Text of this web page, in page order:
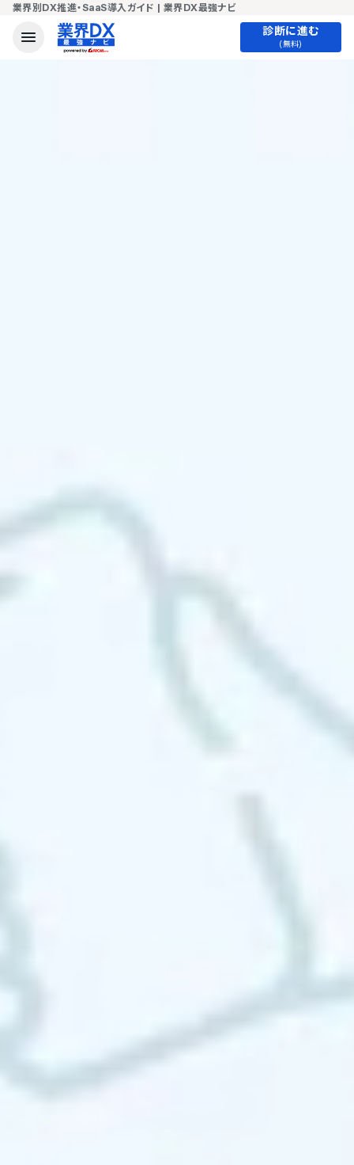
業界別DX推進・SaaS導入ガイド | 業界DX最強ナビ
診断に進む
(無料)